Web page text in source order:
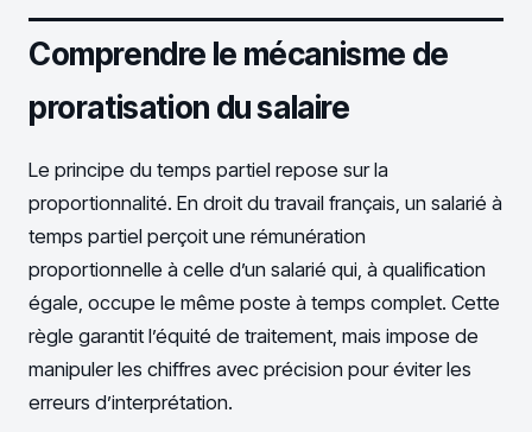
Comprendre le mécanisme de
proratisation du salaire
Le principe du temps partiel repose sur la
proportionnalité. En droit du travail français, un salarié à
temps partiel perçoit une rémunération
proportionnelle à celle d’un salarié qui, à qualification
égale, occupe le même poste à temps complet. Cette
règle garantit l’équité de traitement, mais impose de
manipuler les chiffres avec précision pour éviter les
erreurs d’interprétation.